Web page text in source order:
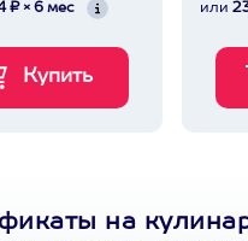
₽ × 6 мес или
на